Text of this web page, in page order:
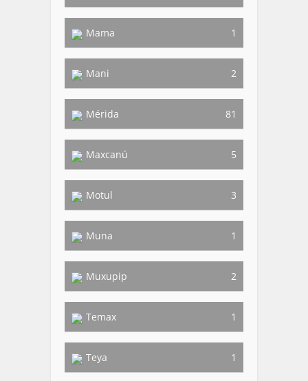
Mama 1
Mani 2
Mérida 81
Maxcanú 5
Motul 3
Muna 1
Muxupip 2
Temax 1
Teya 1